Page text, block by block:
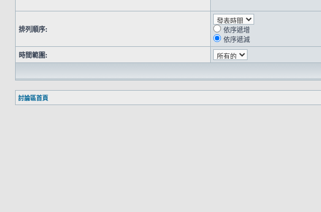
排列順序:
依序遞增
依序遞減
時間範圍:
討論區首頁